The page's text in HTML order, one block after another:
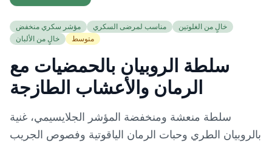
مؤشر سكري منخفض مناسب لمرضى السكري
خالٍ من الغلوتين
خالٍ من الألبان
متوسط
سلطة الروبيان بالحمضيات مع
الرمان والأعشاب الطازجة
سلطة منعشة ومنخفضة المؤشر الجلايسيمي، غنية
بالروبيان الطري وحبات الرمان الياقوتية وفصوص الجريب